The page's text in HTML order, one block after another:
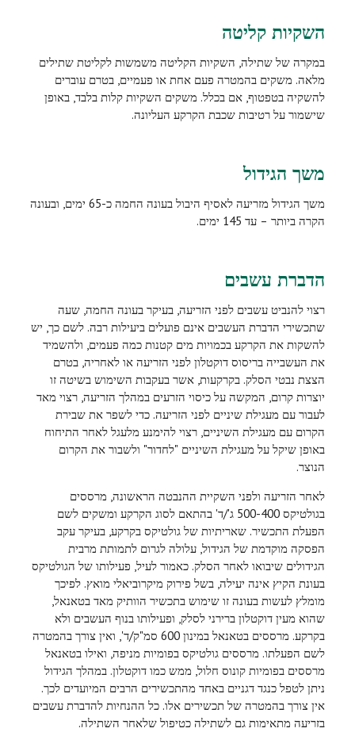
השקיות קליטה
במקרה של שתילה, השקיות הקליטה משמשות לקליטת שתילים
מלאה. משקים בהמטרה פעם אחת או פעמיים, בטרם עוברים
להשקיה בטפטוף, אם בכלל. משקים השקיות קלות בלבד, באופן
שישמור על רטיבות שכבת הקרקע העליונה.
משך הגידול
משך הגידול מזריעה לאסיף היבול בעונה החמה כ-65 ימים, ובעונה
הקרה ביותר – עד 145 ימים.
הדברת עשבים
רצוי להנביט עשבים לפני הזריעה, בעיקר בעונה החמה, שעה
שתכשירי הדברת העשבים אינם פועלים ביעילות רבה. לשם כך, יש
להשקות את הקרקע בכמויות מים קטנות כמה פעמים, ולהשמיד
את העשבייה בריסוס דוקטלון לפני הזריעה או לאחריה, בטרם
הצצת נבטי הסלק. בקרקעות, אשר בעקבות השימוש בשיטה זו
יוצרות קרום, המקשה על כיסוי הזרעים במהלך הזריעה, רצוי מאד
לעבור עם מעגילת שיניים לפני הזריעה. כדי לשפר את שבירת
הקרום עם מעגילת השיניים, רצוי להימנע מלעגל לאחר התיחוח
באופן שיקל על מעגילת השיניים "לחדור" ולשבור את הקרום
הנוצר.
לאחר הזריעה ולפני השקיית ההנבטה הראשונה, מרססים
בגולטיקס 500-400 ג'/ד' בהתאם לסוג הקרקע ומשקים לשם
הפעלת התכשיר. שאריתיות של גולטיקס בקרקע, בעיקר עקב
הפסקה מוקדמת של הגידול, עלולה לגרום לתמותת מרבית
הגידולים שיבואו לאחר הסלק. כאמור לעיל, פעילותו של הגולטיקס
בעונת הקיץ אינה יעילה, בשל פירוק מיקרוביאלי מואץ. לפיכך
מומלץ לעשות בעונה זו שימוש בתכשיר הוותיק מאד בטאנאל,
שהוא מעין דוקטלון ברירני לסלק, ופעילותו בנוף העשבים ולא
בקרקע. מרססים בטאנאל במינון 600 סמ"ק/ד', ואין צורך בהמטרה
לשם הפעלתו. מרססים גולטיקס בפומיות מניפה, ואילו בטאנאל
מרססים בפומיות קונוס חלול, ממש כמו דוקטלון. במהלך הגידול
ניתן לטפל כנגד דגניים באחד מהתכשירים הרבים המיועדים לכך.
אין צורך בהמטרה של תכשירים אלו. כל ההנחיות להדברת עשבים
בזריעה מתאימות גם לשתילה כטיפול שלאחר השתילה.